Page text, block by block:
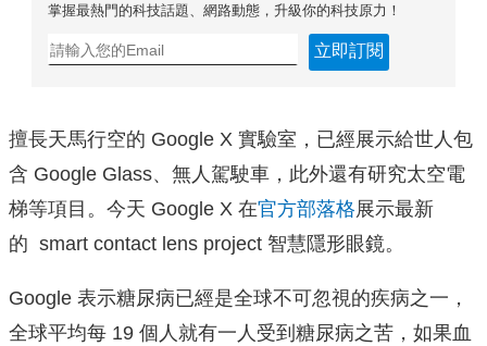
掌握最熱門的科技話題、網路動態，升級你的科技原力！
立即訂閱
擅長天馬行空的 Google X 實驗室，已經展示給世人包
含 Google Glass、無人駕駛車，此外還有研究太空電
梯等項目。今天 Google X 在官方部落格展示最新
的 smart contact lens project 智慧隱形眼鏡。
Google 表示糖尿病已經是全球不可忽視的疾病之一，
全球平均每 19 個人就有一人受到糖尿病之苦，如果血